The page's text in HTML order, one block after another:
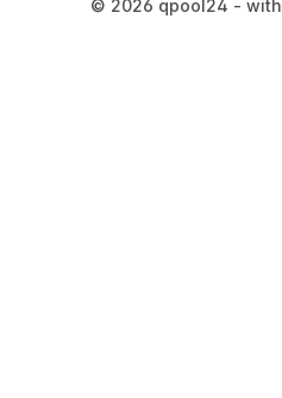
© 2026 qpool24 - with